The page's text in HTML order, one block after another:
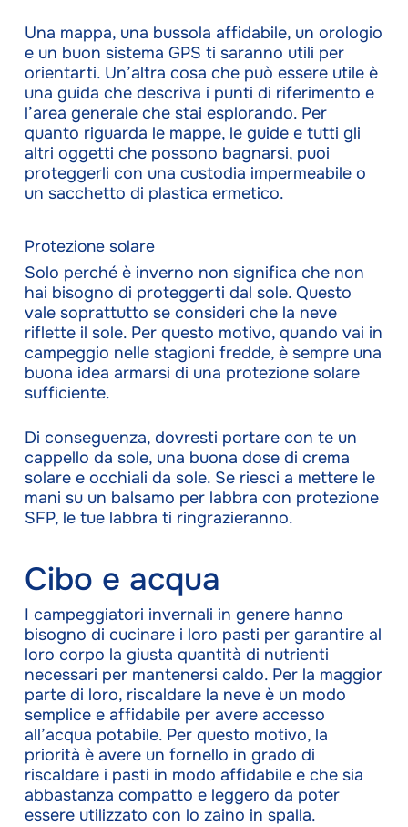
Una mappa, una bussola affidabile, un orologio
e un buon sistema GPS ti saranno utili per
orientarti. Un’altra cosa che può essere utile è
una guida che descriva i punti di riferimento e
l’area generale che stai esplorando. Per
quanto riguarda le mappe, le guide e tutti gli
altri oggetti che possono bagnarsi, puoi
proteggerli con una custodia impermeabile o
un sacchetto di plastica ermetico.
Protezione solare
Solo perché è inverno non significa che non
hai bisogno di proteggerti dal sole. Questo
vale soprattutto se consideri che la neve
riflette il sole. Per questo motivo, quando vai in
campeggio nelle stagioni fredde, è sempre una
buona idea armarsi di una protezione solare
sufficiente.
Di conseguenza, dovresti portare con te un
cappello da sole, una buona dose di crema
solare e occhiali da sole. Se riesci a mettere le
mani su un balsamo per labbra con protezione
SFP, le tue labbra ti ringrazieranno.
Cibo e acqua
I campeggiatori invernali in genere hanno
bisogno di cucinare i loro pasti per garantire al
loro corpo la giusta quantità di nutrienti
necessari per mantenersi caldo. Per la maggior
parte di loro, riscaldare la neve è un modo
semplice e affidabile per avere accesso
all’acqua potabile. Per questo motivo, la
priorità è avere un fornello in grado di
riscaldare i pasti in modo affidabile e che sia
abbastanza compatto e leggero da poter
essere utilizzato con lo zaino in spalla.